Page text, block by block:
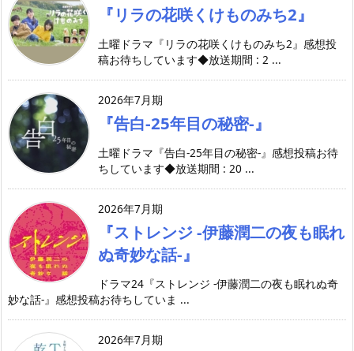
『リラの花咲くけものみち2』
土曜ドラマ『リラの花咲くけものみち2』感想投
稿お待ちしています◆放送期間 : 2 ...
2026年7月期
『告白-25年目の秘密-』
土曜ドラマ『告白-25年目の秘密-』感想投稿お待
ちしています◆放送期間 : 20 ...
2026年7月期
『ストレンジ -伊藤潤二の夜も眠れ
ぬ奇妙な話-』
ドラマ24『ストレンジ -伊藤潤二の夜も眠れぬ奇
妙な話-』感想投稿お待ちしていま ...
2026年7月期